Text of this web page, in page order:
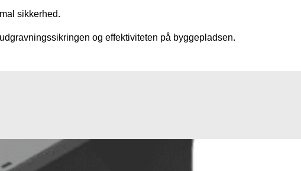
sikkerhed.
og effektiviteten på byggepladsen.